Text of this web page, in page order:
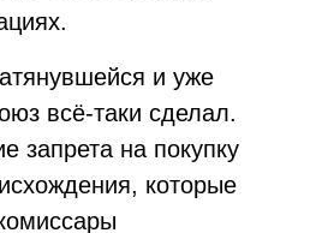
и уже
всё-таки сделал.
запрета на покупку
которые